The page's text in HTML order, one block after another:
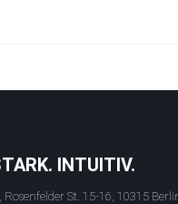
INTUITIV.
St. 15-16, 10315